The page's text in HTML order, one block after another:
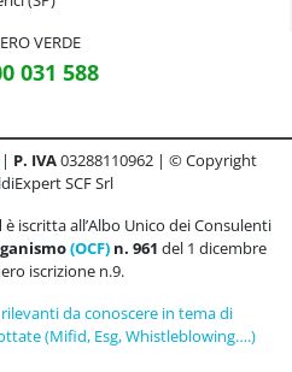
VERDE
031 588
| P. IVA03288110962 | © Copyright
SCF Srl
è iscritta all’Albo Unico dei Consulenti
(OCF)n. 961 del 1 dicembre
iscrizione n.9.
da conoscere in tema di
(Mifid, Esg, Whistleblowing….)